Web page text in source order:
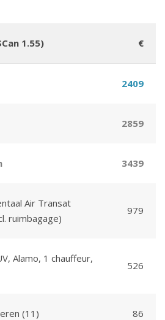
1.55) €
2409
2859
3439
Air Transat
ruimbagage)
979
Alamo, 1 chauffeur,
526
(11) 86